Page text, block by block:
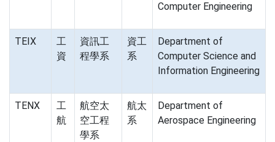
Computer Engineering
TEIX
工
資
資訊工
程學系
資工
系
Department of
Computer Science and
Information Engineering
TENX
工
航
航空太
空工程
學系
航太
系
Department of
Aerospace Engineering